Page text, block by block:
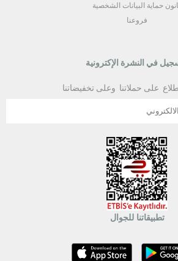
حماية البيانات الشخصية
فروعنا
في النشرة الإكترونية
على حملاتنا وعلى تخفيضاتنا
تطبيقاتنا للجوال